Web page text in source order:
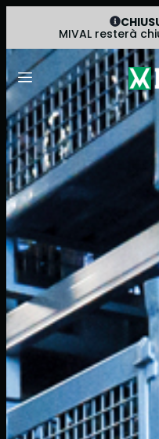
MIVAL resterà